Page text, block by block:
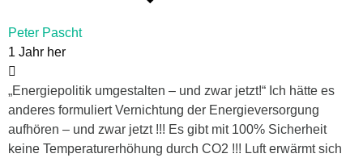
Peter Pascht
1 Jahr her
„Energiepolitik umgestalten – und zwar jetzt!“ Ich hätte es
anderes formuliert Vernichtung der Energieversorgung
aufhören – und zwar jetzt !!! Es gibt mit 100% Sicherheit
keine Temperaturerhöhung durch CO2 !!! Luft erwärmt sich